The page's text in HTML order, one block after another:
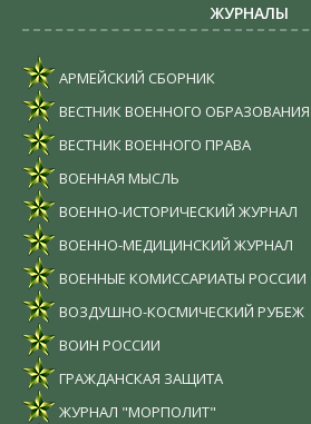
ЖУРНАЛЫ
АРМЕЙСКИЙ СБОРНИК
ВЕСТНИК ВОЕННОГО ОБРАЗОВАНИЯ
ВЕСТНИК ВОЕННОГО ПРАВА
ВОЕННАЯ МЫСЛЬ
ВОЕННО-ИСТОРИЧЕСКИЙ ЖУРНАЛ
ВОЕННО-МЕДИЦИНСКИЙ ЖУРНАЛ
ВОЕННЫЕ КОМИССАРИАТЫ РОССИИ
ВОЗДУШНО-КОСМИЧЕСКИЙ РУБЕЖ
ВОИН РОССИИ
ГРАЖДАНСКАЯ ЗАЩИТА
ЖУРНАЛ "МОРПОЛИТ"